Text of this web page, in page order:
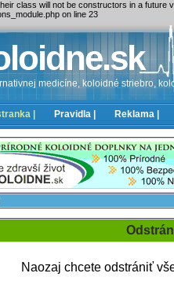
class will not be constructors in a
on line 23
medicíne, koloidné striebro,
| Pravidla | Reklama |
Naozaj chcete odstrániť